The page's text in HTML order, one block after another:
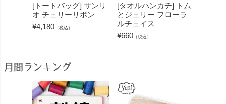
[トートバッグ] サンリ
オ チェリーリボン
¥4,180 （税込）
[タオルハンカチ] トム
とジェリー フローラ
ルチェイス
¥660 （税込）
月間ランキング